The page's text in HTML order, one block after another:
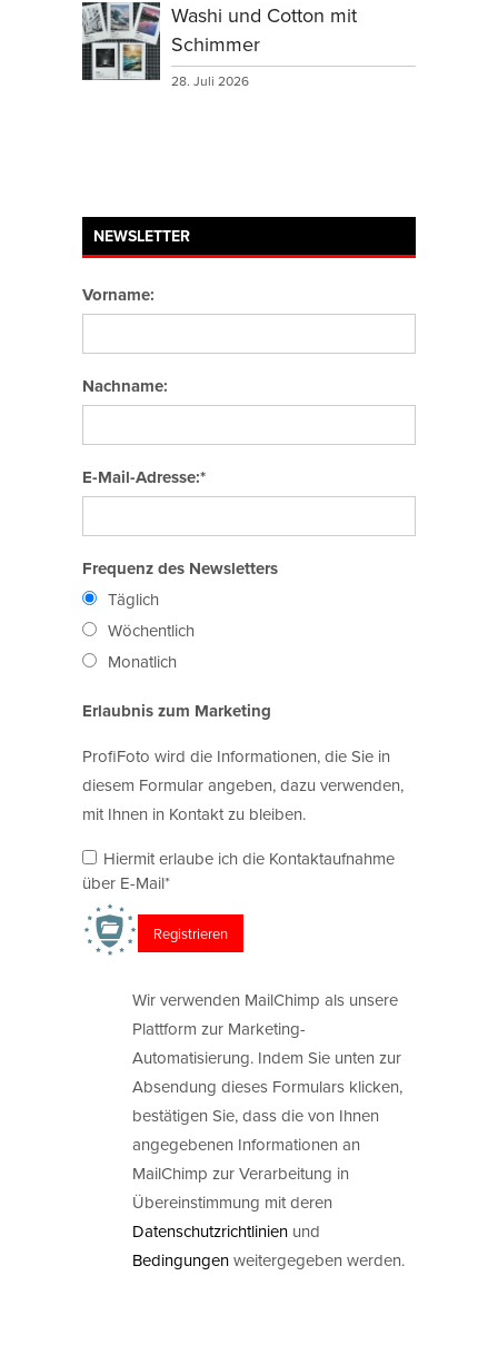
Washi und Cotton mit
Schimmer
28. Juli 2026
NEWSLETTER
Vorname:
Nachname:
E-Mail-Adresse:*
Frequenz des Newsletters
Täglich
Wöchentlich
Monatlich
Erlaubnis zum Marketing
ProfiFoto wird die Informationen, die Sie in
diesem Formular angeben, dazu verwenden,
mit Ihnen in Kontakt zu bleiben.
Hiermit erlaube ich die Kontaktaufnahme
über E-Mail*
Wir verwenden MailChimp als unsere
Plattform zur Marketing-
Automatisierung. Indem Sie unten zur
Absendung dieses Formulars klicken,
bestätigen Sie, dass die von Ihnen
angegebenen Informationen an
MailChimp zur Verarbeitung in
Übereinstimmung mit deren
Datenschutzrichtlinien und
Bedingungenweitergegeben werden.